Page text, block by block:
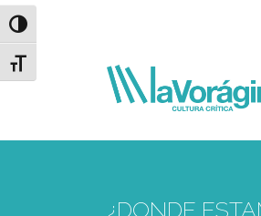
Alternar alto contraste
Alternar tamaño de letra
¿DONDE